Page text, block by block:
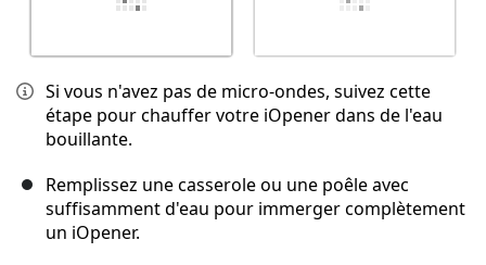
Si vous n'avez pas de micro-ondes, suivez cette
étape pour chauffer votre iOpener dans de l'eau
bouillante.
Remplissez une casserole ou une poêle avec
suffisamment d'eau pour immerger complètement
un iOpener.